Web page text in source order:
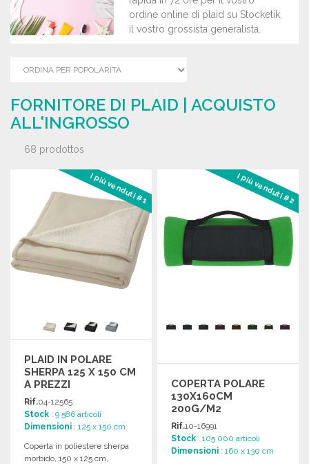
ordine online di plaid su Stocketik,
il vostro grossista generalista.
FORNITORE DI PLAID | ACQUISTO
ALL'INGROSSO
68 prodottos
I più venduti #1
PLAID IN POLARE
SHERPA 125 X 150 CM
A PREZZI
ALL'INGROSSO
Rif.04-12565
Stock : 9 586 articoli
Dimensioni : 125 x 150 cm
Coperta in poliestere sherpa
morbido, 150 x 125 cm,
I più venduti #2
COPERTA POLARE
130X160CM
200G/M2
Rif.10-16991
Stock : 105 000 articoli
Dimensioni : 160 x 130 cm